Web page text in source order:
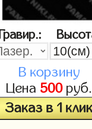
Гравир.:
В корзину
Цена 500руб.
Заказ в 1